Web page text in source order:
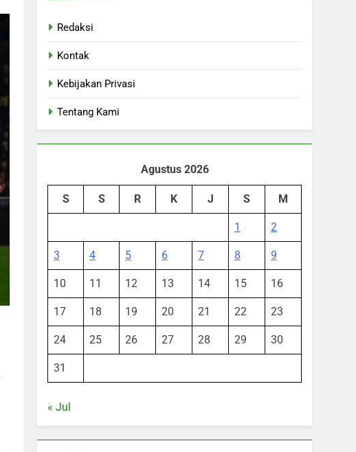
Redaksi
Kontak
Kebijakan Privasi
Tentang Kami
Agustus 2026
S S R K J S M
1 2
3 4 5 6 7 8 9
10 11 12 13 14 15 16
17 18 19 20 21 22 23
24 25 26 27 28 29 30
31
« Jul